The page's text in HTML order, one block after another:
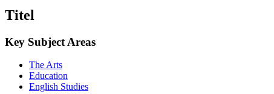
Titel
Key Subject Areas
The Arts
Education
English Studies